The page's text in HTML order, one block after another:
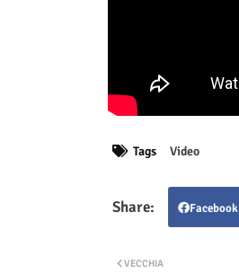
Tags Video
Facebook
VECCHIA